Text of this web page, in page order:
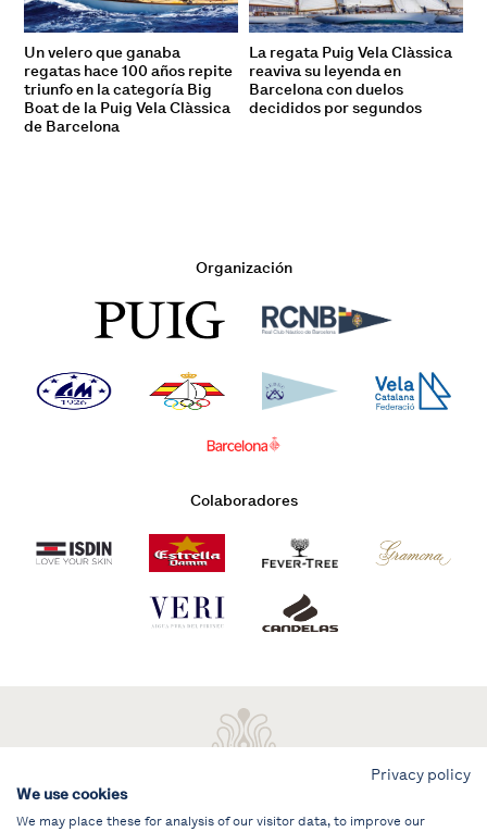
Un velero que ganaba
regatas hace 100 años repite
triunfo en la categoría Big
Boat de la Puig Vela Clàssica
de Barcelona
La regata Puig Vela Clàssica
reaviva su leyenda en
Barcelona con duelos
decididos por segundos
Organización
Colaboradores
Privacy policy
We use cookies
We may place these for analysis of our visitor data, to improve our